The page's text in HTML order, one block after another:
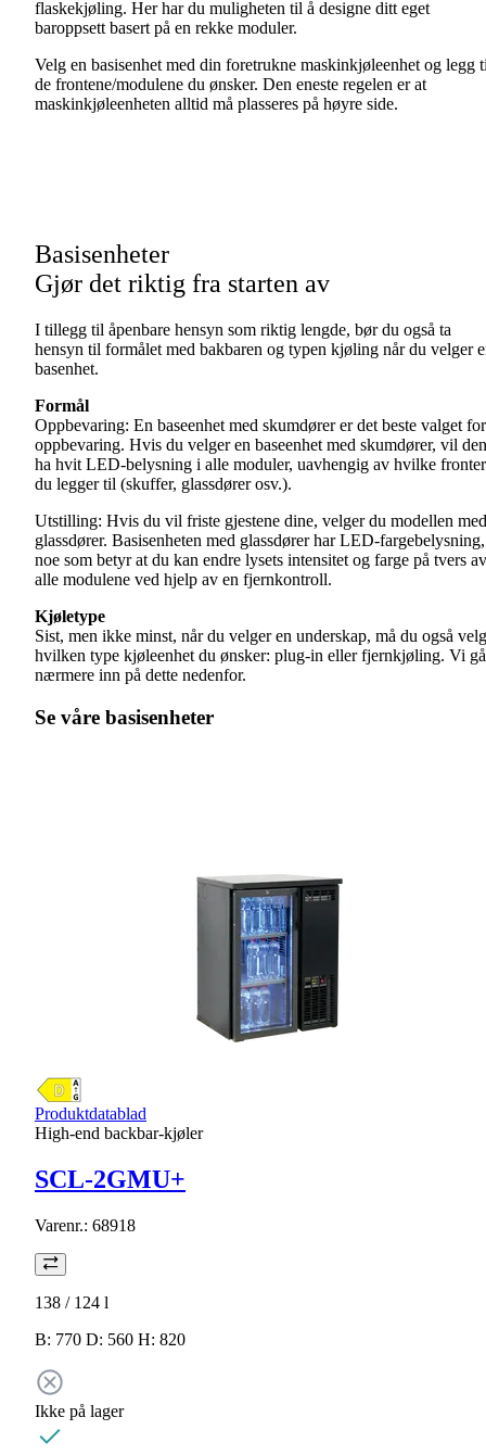
flaskekjøling. Her har du muligheten til å designe ditt eget
baroppsett basert på en rekke moduler.
Velg en basisenhet med din foretrukne maskinkjøleenhet og legg
de frontene/modulene du ønsker. Den eneste regelen er at
maskinkjøleenheten alltid må plasseres på høyre side.
Basisenheter
Gjør det riktig fra starten av
I tillegg til åpenbare hensyn som riktig lengde, bør du også ta
hensyn til formålet med bakbaren og typen kjøling når du velger
basenhet.
Formål
Oppbevaring: En baseenhet med skumdører er det beste valget for
oppbevaring. Hvis du velger en baseenhet med skumdører, vil den
ha hvit LED-belysning i alle moduler, uavhengig av hvilke fronter
du legger til (skuffer, glassdører osv.).
Utstilling: Hvis du vil friste gjestene dine, velger du modellen med
glassdører. Basisenheten med glassdører har LED-fargebelysning,
noe som betyr at du kan endre lysets intensitet og farge på tvers av
alle modulene ved hjelp av en fjernkontroll.
Kjøletype
Sist, men ikke minst, når du velger en underskap, må du også
hvilken type kjøleenhet du ønsker: plug-in eller fjernkjøling. Vi
nærmere inn på dette nedenfor.
Se våre basisenheter
Produktdatablad
High-end backbar-kjøler
SCL-2GMU+
Varenr.: 68918
138 / 124 l
B: 770 D: 560 H: 820
Ikke på lager